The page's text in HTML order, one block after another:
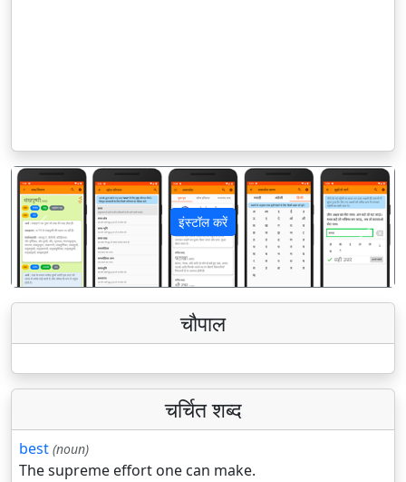
इंस्टॉल करें
पिछला अगला
चौपाल
चर्चित शब्द
best (noun)
The supreme effort one can make.